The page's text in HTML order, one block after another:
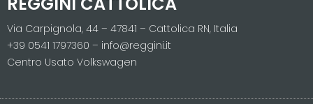
Via Carpignola, 44 – 47841 – Cattolica RN, Italia
+39 0541 1797360 – info@reggini.it
Centro Usato Volkswagen